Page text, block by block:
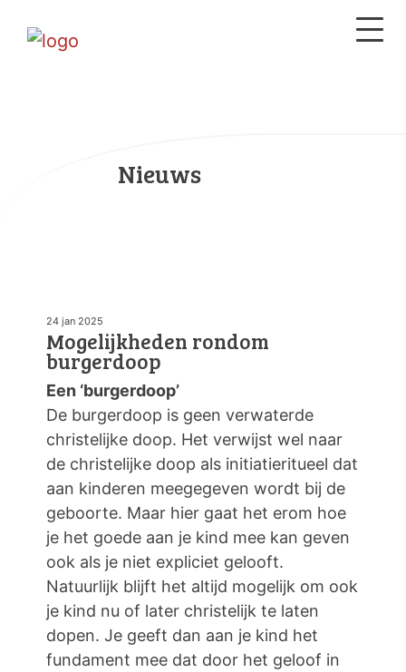
Nieuws
24 jan 2025
Mogelijkheden rondom
burgerdoop
Een ‘burgerdoop’
De burgerdoop is geen verwaterde
christelijke doop. Het verwijst wel naar
de christelijke doop als initiatieritueel dat
aan kinderen meegegeven wordt bij de
geboorte. Maar hier gaat het erom hoe
je het goede aan je kind mee kan geven
ook als je niet expliciet gelooft.
Natuurlijk blijft het altijd mogelijk om ook
je kind nu of later christelijk te laten
dopen. Je geeft dan aan je kind het
fundament mee dat door het geloof in